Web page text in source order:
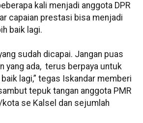
kali menjadi anggota DPR
capaian prestasi bisa menjadi
baik lagi.
sudah dicapai. Jangan puas
yang ada, terus berpaya untuk
lagi,” tegas Iskandar memberi
tepuk tangan anggota PMR
se Kalsel dan sejumlah